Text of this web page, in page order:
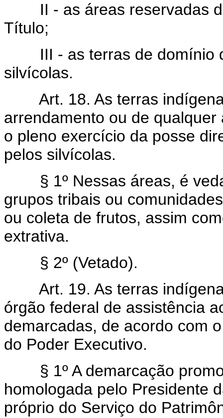
II - as áreas reservadas
Título;
III - as terras de domínio
silvícolas.
Art. 18. As terras
arrendamento ou de
o pleno exercício da posse
pelos silvícolas.
§ 1º Nessas áreas, é
grupos tribais ou
ou coleta de frutos, assim
extrativa.
§ 2º (Vetado).
Art. 19. As terras
órgão federal de assistência
demarcadas, de acordo com
do Poder Executivo.
§ 1º A demarcação
homologada pelo Presidente
próprio do Serviço do